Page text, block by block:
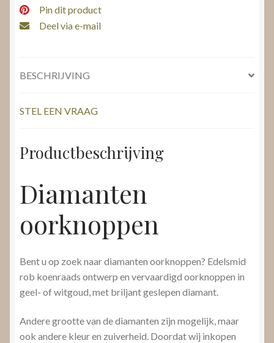
Pin dit product
Deel via e-mail
BESCHRIJVING
STEL EEN VRAAG
Productbeschrijving
Diamanten
oorknoppen
Bent u op zoek naar diamanten oorknoppen? Edelsmid
rob koenraads ontwerp en vervaardigd oorknoppen in
geel- of witgoud, met briljant geslepen diamant.
Andere grootte van de diamanten zijn mogelijk, maar
ook andere kleur en zuiverheid. Doordat wij inkopen